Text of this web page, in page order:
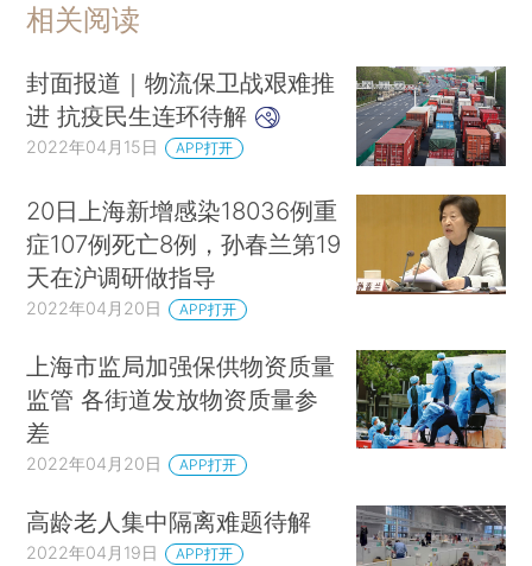
相关阅读
封面报道｜物流保卫战艰难推
进 抗疫民生连环待解
2022年04月15日 APP打开
20日上海新增感染18036例重
症107例死亡8例，孙春兰第19
天在沪调研做指导
2022年04月20日 APP打开
上海市监局加强保供物资质量
监管 各街道发放物资质量参
差
2022年04月20日 APP打开
高龄老人集中隔离难题待解
2022年04月19日 APP打开